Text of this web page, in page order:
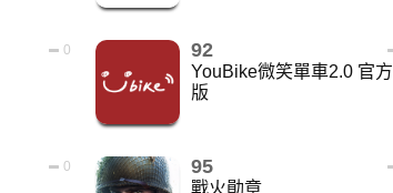
0 92
YouBike微笑單車2.0 官方
版
0 95
戰火勛章